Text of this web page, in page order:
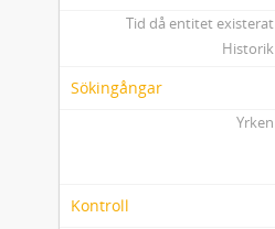
Tid då entitet existerat
Historik
Sökingångar
Yrken
Kontroll